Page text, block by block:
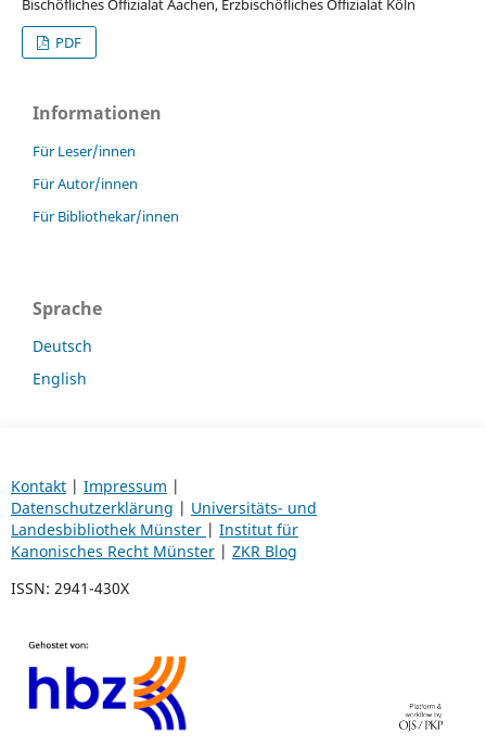
Bischöfliches Offizialat Aachen, Erzbischöfliches Offizialat Köln
PDF
Informationen
Für Leser/innen
Für Autor/innen
Für Bibliothekar/innen
Sprache
Deutsch
English
Kontakt| Impressum |
Datenschutzerklärung | Universitäts- und
Landesbibliothek Münster | Institut für
Kanonisches Recht Münster| ZKR Blog
ISSN: 2941-430X